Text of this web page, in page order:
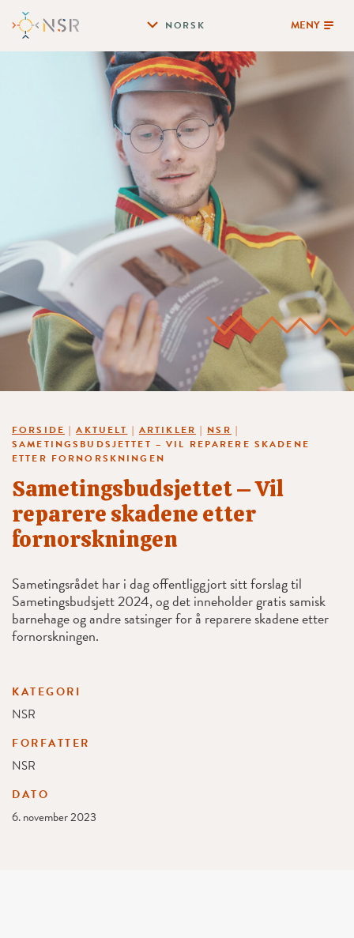
NORSK MENY
FORSIDE |AKTUELT | ARTIKLER | NSR |
SAMETINGSBUDSJETTET – VIL REPARERE SKADENE
ETTER FORNORSKNINGEN
Sametingsbudsjettet – Vil
reparere skadene etter
fornorskningen
Sametingsrådet har i dag offentliggjort sitt forslag til
Sametingsbudsjett 2024, og det inneholder gratis samisk
barnehage og andre satsinger for å reparere skadene etter
fornorskningen.
KATEGORI
NSR
FORFATTER
NSR
DATO
6. november 2023